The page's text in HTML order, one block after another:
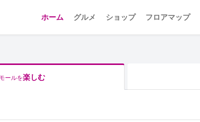
ホーム グルメ ショップ フロアマップ
ールを楽しむ